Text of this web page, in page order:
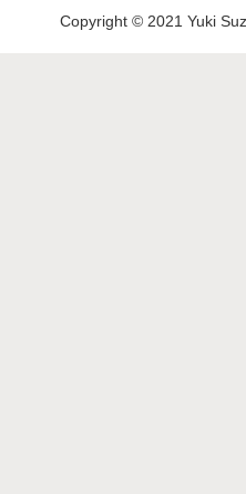
Copyright © 2021 Yuki